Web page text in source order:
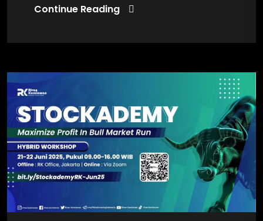
Continue Reading